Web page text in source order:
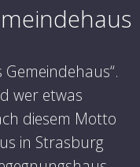
wer etwas
diesem Motto
in Strasburg